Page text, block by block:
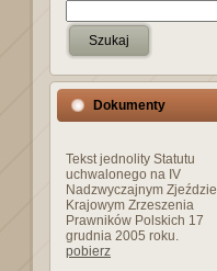
Dokumenty
Tekst jednolity Statutu
uchwalonego na IV
Nadzwyczajnym Zjeździe
Krajowym Zrzeszenia
Prawników Polskich 17
grudnia 2005 roku.
pobierz